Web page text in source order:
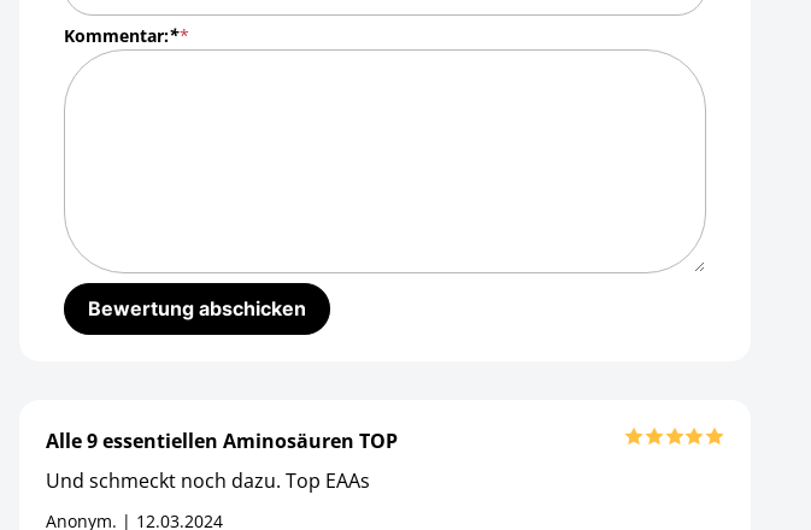
Kommentar:*
Alle 9 essentiellen Aminosäuren TOP
Und schmeckt noch dazu. Top EAAs
Anonym. | 12.03.2024